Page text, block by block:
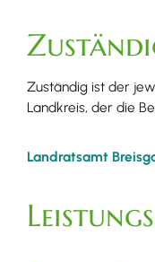
Zuständig ist der
Landkreis, der die
Landratsamt